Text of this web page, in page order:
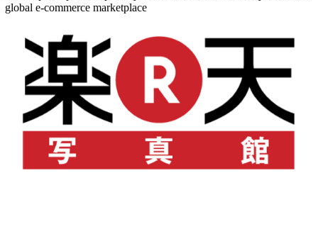
global e-commerce marketplace